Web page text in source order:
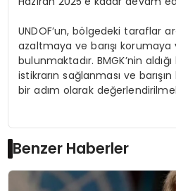
UNDOF’un, bölgedeki taraflar
azaltmaya ve barışı
bulunmaktadır. BMGK’nin
istikrarın sağlanması ve
bir adım olarak
Benzer Haberler